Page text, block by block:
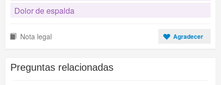
Dolor de espalda
Nota legal Agradecer
Preguntas relacionadas